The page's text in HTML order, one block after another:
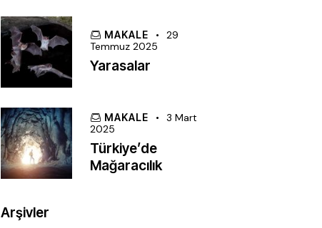
MAKALE
29
Temmuz 2025
Yarasalar
MAKALE
3 Mart
2025
Türkiye’de
Mağaracılık
Arşivler